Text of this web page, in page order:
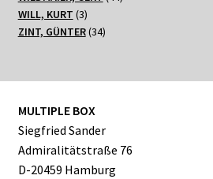
WILL, KURT 33
Produkte
ZINT, GÜNTER 3434
MULTIPLE BOX
Siegfried Sander
Admiralitätstraße 76
D-20459 Hamburg